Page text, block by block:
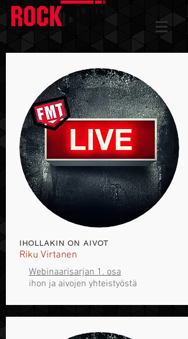
IHOLLAKIN ON AIVOT
Riku Virtanen
Webinaarisarjan 1. osa
ihon ja aivojen yhteistyöstä